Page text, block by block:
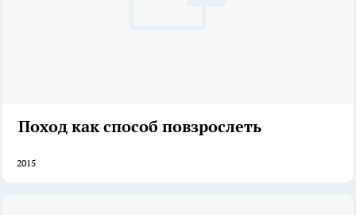
Поход как способ повзрослеть
2015